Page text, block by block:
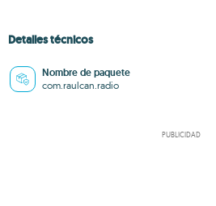
Detalles técnicos
Nombre de paquete
com.raulcan.radio
PUBLICIDAD